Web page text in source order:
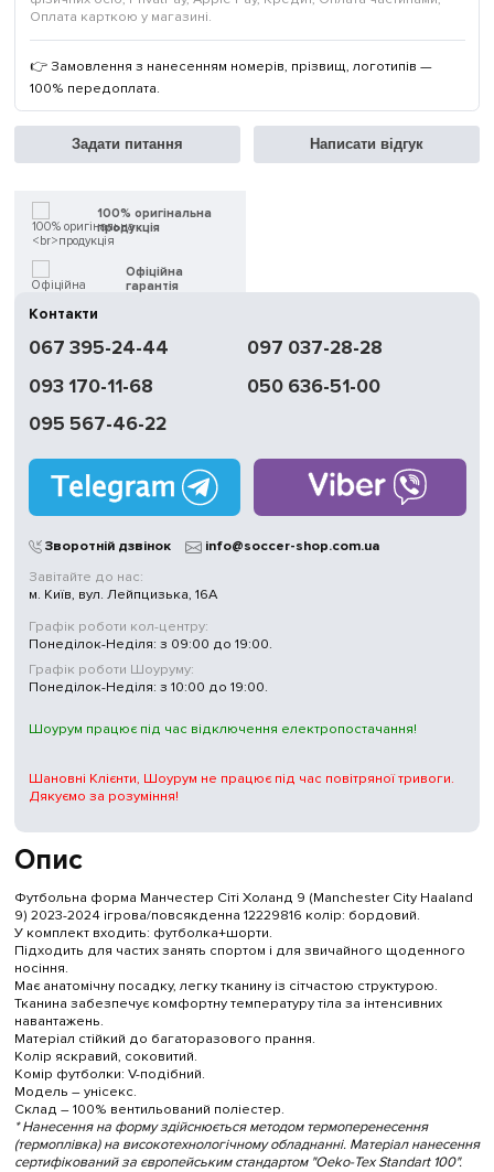
Оплата карткою у магазині.
👉 Замовлення з нанесенням номерів, прізвищ, логотипів —
100% передоплата.
Задати питання Написати відгук
100% оригінальна
продукція
Офіційна
гарантія
доставка
Обмін | Повернення
без вихідних
у Києві
Опис
Футбольна форма Манчестер Сіті Холанд 9 (Manchester City Haaland
9) 2023-2024 ігрова/повсякденна 12229816 колiр: бордовий.
У комплект входить: футболка+шорти.
Підходить для частих занять спортом і для звичайного щоденного
носіння.
Має анатомічну посадку, легку тканину із сітчастою структурою.
Тканина забезпечує комфортну температуру тіла за інтенсивних
навантажень.
Матеріал стійкий до багаторазового прання.
Колір яскравий, соковитий.
Комір футболки: V-подібний.
Модель – унісекс.
Склад – 100% вентильований поліестер.
* Нанесення на форму здійснюється методом термоперенесення
(термоплівка) на високотехнологічному обладнанні. Матеріал нанесення
сертифікований за європейським стандартом "Oeko-Tex Standart 100".
Контакти
067 395-24-44
097 037-28-28
093 170-11-68
050 636-51-00
095 567-46-22
Зворотній дзвінок
info@soccer-shop.com.ua
Завітайте до нас:
м. Київ, вул. Лейпцизька, 16А
Графік роботи кол-центру:
Понеділок-Неділя: з 09:00 до 19:00.
Графік роботи Шоуруму:
Понеділок-Неділя: з 10:00 до 19:00.
Шоурум працює під час відключення електропостачання!
Шановні Клієнти, Шоурум не працює під час повітряної тривоги.
Дякуємо за розуміння!